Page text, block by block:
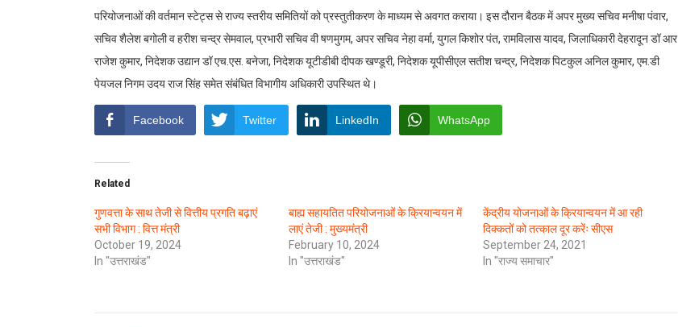
परियोजनाओं की वर्तमान स्टेट्स से राज्य स्तरीय समितियों को प्रस्तुतीकरण के माध्यम से अवगत कराया। इस दौरान बैठक में अपर मुख्य सचिव मनीषा पंवार,
सचिव शैलेश बगोली व हरीश चन्द्र सेमवाल, प्रभारी सचिव वी षणमुगम, अपर सचिव नेहा वर्मा, युगल किशोर पंत, रामविलास यादव, जिलाधिकारी देहरादून डॉ आर
राजेश कुमार, निदेशक उद्यान डॉ एच.एस. बनेजा, निदेशक यूटीडीबी दीपक खण्डूरी, निदेशक यूपीसीएल सतीश चन्द्र, निदेशक पिटकुल अनिल कुमार, एम.डी
पेयजल निगम उदय राज सिंह समेत संबंधित विभागीय अधिकारी उपस्थित थे।
Facebook Twitter LinkedIn WhatsApp
Related
गुणवत्ता के साथ तेजी से वित्तीय प्रगति बढ़ाएं
सभी विभाग : वित्त मंत्री
October 19, 2024
In "उत्तराखंड"
बाह्य सहायतित परियोजनाओं के क्रियान्वयन में
लाएं तेजी : मुख्यमंत्री
February 10, 2024
In "उत्तराखंड"
केंद्रीय योजनाओं के क्रियान्वयन में आ रही
दिक्कतों को तत्काल दूर करेंः सीएस
September 24, 2021
In "राज्य समाचार"